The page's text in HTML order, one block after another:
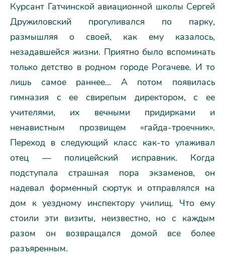
Курсант Гатчинской авиационной школы Сергей
Дружиловский прогуливался по парку,
размышляя о своей, как ему казалось,
незадавшейся жизни. Приятно было вспоминать
только детство в родном городе Рогачеве. И то
лишь самое раннее... А потом появилась
гимназия с ее свирепым директором, с ее
учителями, их вечными придирками и
ненавистным прозвищем «гайда-троечник».
Переход в следующий класс как-то улаживал
отец — полицейский исправник. Когда
подступала страшная пора экзаменов, он
надевал форменный сюртук и отправлялся на
дом к уездному инспектору училищ. Что ему
стоили эти визиты, неизвестно, но с каждым
разом он возвращался домой все более
разъяренным.